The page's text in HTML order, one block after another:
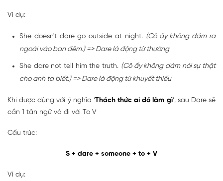
Ví dụ:
She doesn't dare go outside at night. (Cô ấy không dám ra
ngoài vào ban đêm.) => Dare là động từ thường
She dare not tell him the truth. (Cô ấy không dám nói sự thật
cho anh ta biết.) => Dare là động từ khuyết thiếu
Khi được dùng với ý nghĩa ‘Thách thức ai đó làm gì’, sau Dare sẽ
cần 1 tân ngữ và đi với To V
Cấu trúc:
S + dare + someone + to + V
Ví dụ: